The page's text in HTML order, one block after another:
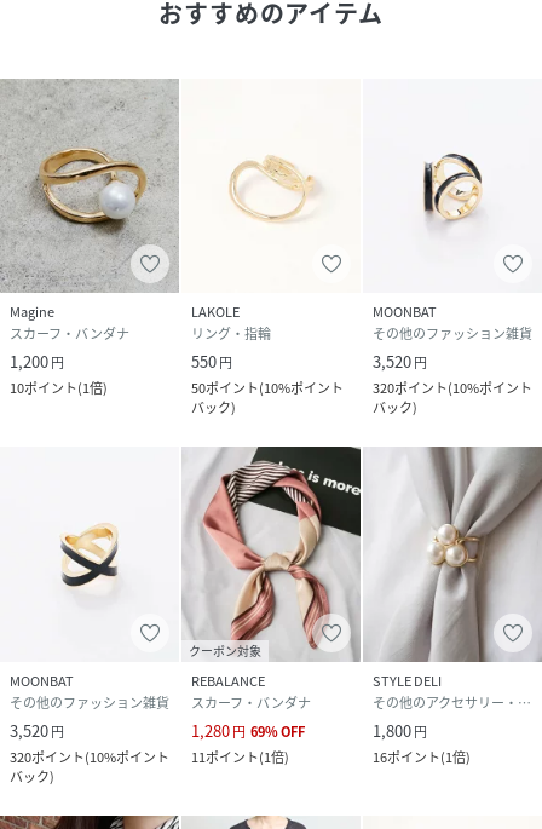
おすすめのアイテム
Magine
スカーフ・バンダナ
1,200円
10ポイント(1倍)
LAKOLE
リング・指輪
550円
50ポイント(10%ポイント
バック)
MOONBAT
その他のファッション雑貨
3,520円
320ポイント(10%ポイント
バック)
MOONBAT
その他のファッション雑貨
3,520円
320ポイント(10%ポイント
バック)
クーポン対象
REBALANCE
スカーフ・バンダナ
1,280円 69%OFF
11ポイント(1倍)
STYLE DELI
その他のアクセサリー・腕時計
1,800円
16ポイント(1倍)